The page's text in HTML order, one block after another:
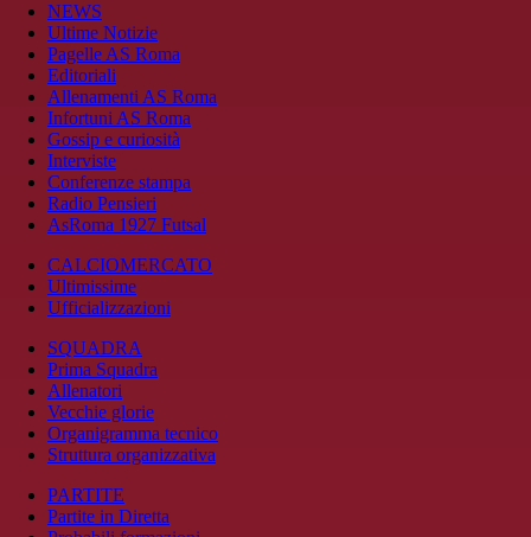
NEWS
Ultime Notizie
Pagelle AS Roma
Editoriali
Allenamenti AS Roma
Infortuni AS Roma
Gossip e curiosità
Interviste
Conferenze stampa
Radio Pensieri
AsRoma 1927 Futsal
CALCIOMERCATO
Ultimissime
Ufficializzazioni
SQUADRA
Prima Squadra
Allenatori
Vecchie glorie
Organigramma tecnico
Struttura organizzativa
PARTITE
Partite in Diretta